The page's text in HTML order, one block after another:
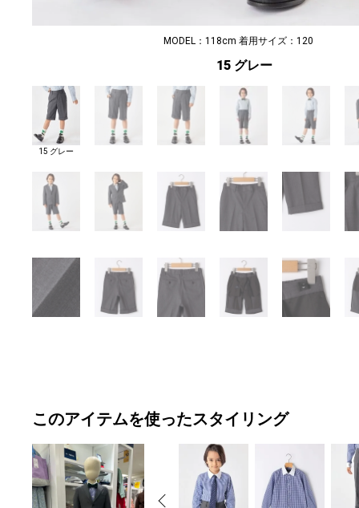
MODEL：118cm 着用サイズ：120
15 グレー
15 グレー
このアイテムを使ったスタイリング